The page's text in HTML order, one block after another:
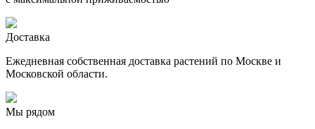
Доставка
Ежедневная собственная доставка растений по Москве и
Московской области.
Мы рядом